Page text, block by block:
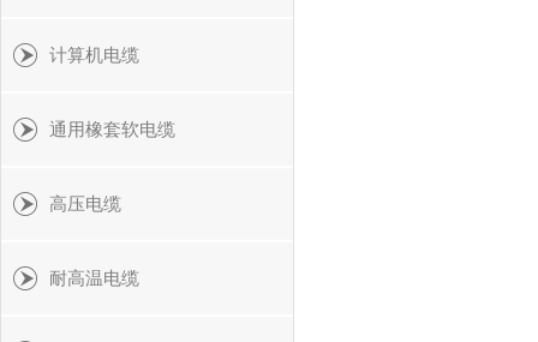
计算机电缆
通用橡套软电缆
高压电缆
耐高温电缆